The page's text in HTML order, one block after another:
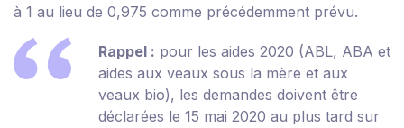
à 1 au lieu de 0,975 comme précédemment prévu.
Rappel : pour les aides 2020 (ABL, ABA et
aides aux veaux sous la mère et aux
veaux bio), les demandes doivent être
déclarées le 15 mai 2020 au plus tard sur